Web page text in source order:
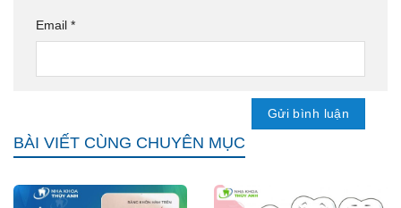
Email *
BÀI VIẾT CÙNG CHUYÊN MỤC